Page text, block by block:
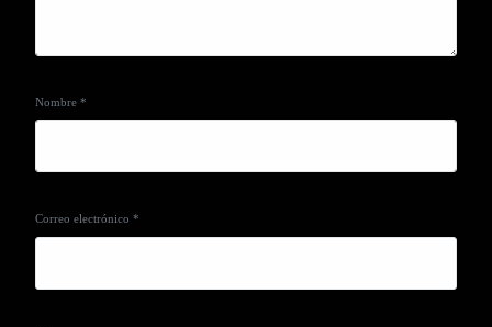
Nombre*
Correo electrónico*